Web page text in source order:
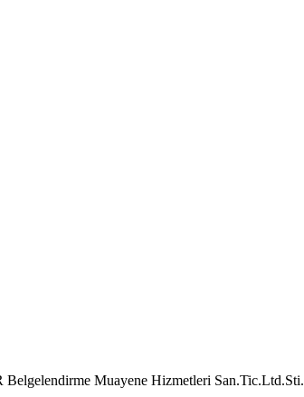
Belgelendirme Muayene Hizmetleri San.Tic.Ltd.Sti.